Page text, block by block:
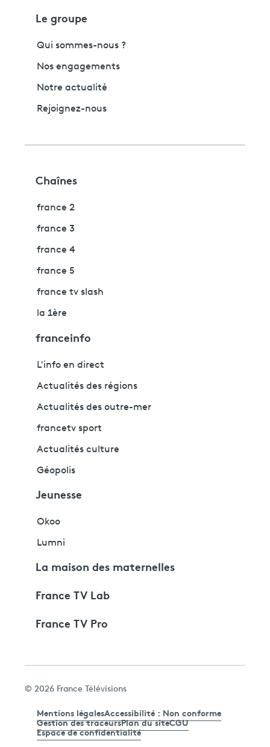
Le groupe
Qui sommes-nous ?
Nos engagements
Notre actualité
Rejoignez-nous
Chaînes
france 2
france 3
france 4
france 5
france tv slash
la 1ère
franceinfo
L'info en direct
Actualités des régions
Actualités des outre-mer
francetv sport
Actualités culture
Géopolis
Jeunesse
Okoo
Lumni
La maison des maternelles
France TV Lab
France TV Pro
© 2026 France Télévisions
Mentions légalesAccessibilité : Non conforme
Gestion des traceursPlan du siteCGU
Espace de confidentialité